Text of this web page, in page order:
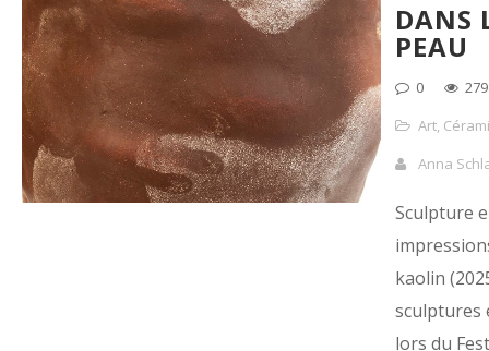
DANS
PEAU
0
Art,
Anna
Sculpture
kaolin
sculptures
lors du